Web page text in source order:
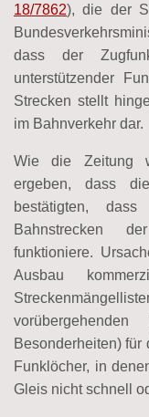
18/7862), die der
dass der
unterstützender
Strecken stellt
im Bahnverkehr dar.
Wie die Zeitung
ergeben, dass
bestätigten,
Bahnstrecken
funktioniere.
Ausbau
Besonderheiten) für
Funklöcher, in
Gleis nicht schnell